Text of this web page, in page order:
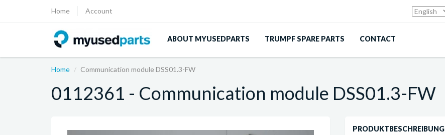
Home Account
ABOUT MYUSEDPARTS TRUMPF SPARE PARTS CONTACT
Home Communication module DSS01.3-FW
0112361 - Communication module DSS01.3-FW
PRODUKTBESCHREIBUNG